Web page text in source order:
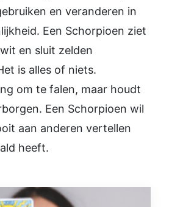
en veranderen in
Een Schorpioen ziet
en sluit zelden
is alles of niets.
om te falen, maar houdt
Een Schorpioen wil
aan anderen vertellen
heeft.